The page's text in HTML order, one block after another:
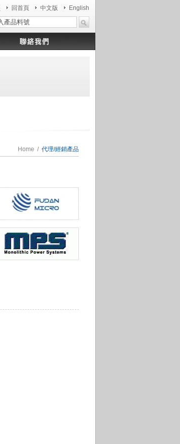
English
中文版
回首頁
Home / 代理/經銷產品